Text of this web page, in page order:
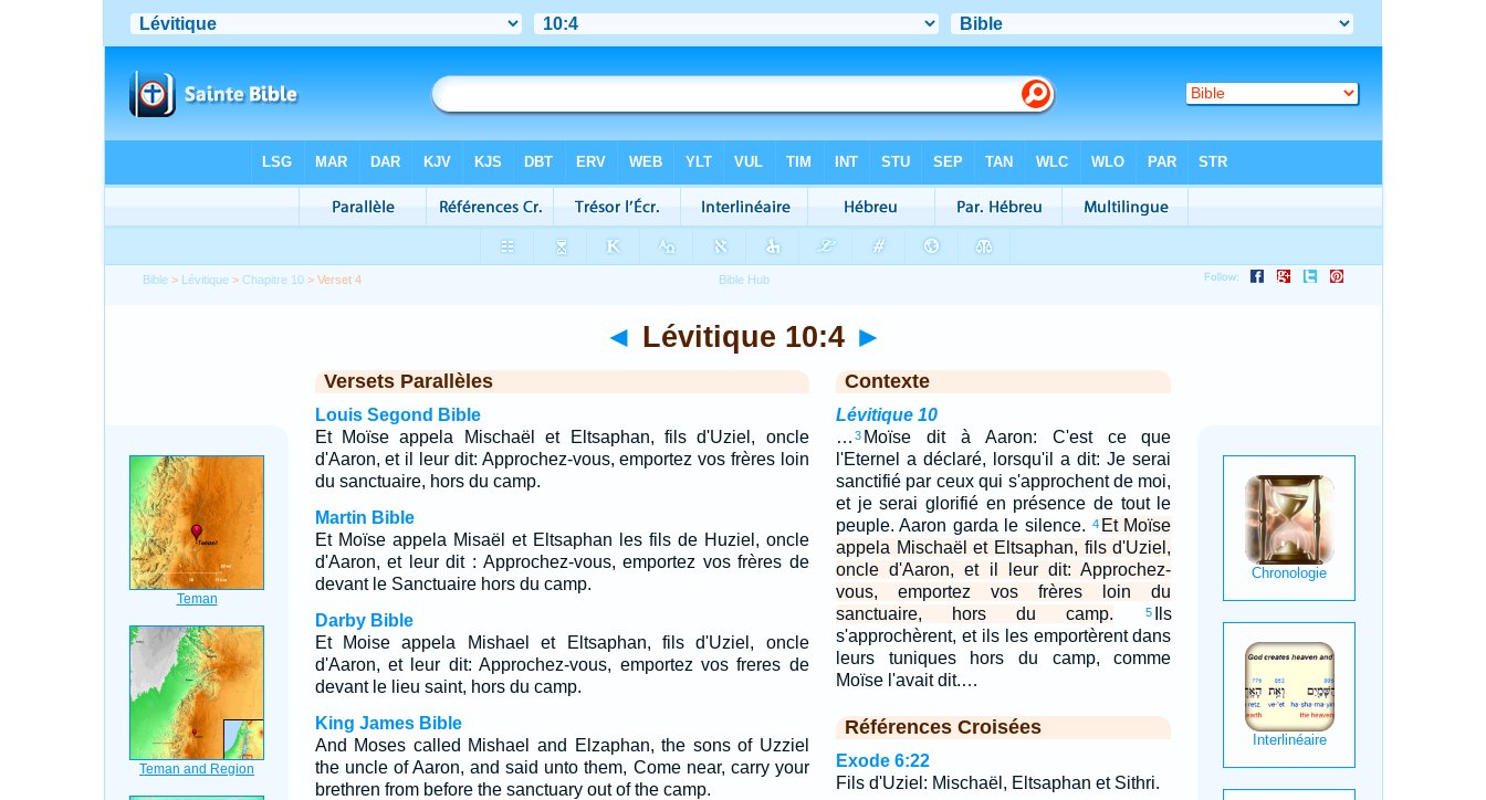
Bible > Lévitique >Chapitre 10 > Verset 4
◄ Lévitique 10:4 ►
Versets Parallèles
Louis Segond Bible
Et Moïse appela Mischaël et Eltsaphan, fils d'Uziel, oncle
d'Aaron, et il leur dit: Approchez-vous, emportez vos frères loin
du sanctuaire, hors du camp.
Martin Bible
Et Moïse appela Misaël et Eltsaphan les fils de Huziel, oncle
d'Aaron, et leur dit : Approchez-vous, emportez vos frères de
devant le Sanctuaire hors du camp.
Darby Bible
Et Moise appela Mishael et Eltsaphan, fils d'Uziel, oncle
d'Aaron, et leur dit: Approchez-vous, emportez vos freres de
devant le lieu saint, hors du camp.
King James Bible
And Moses called Mishael and Elzaphan, the sons of Uzziel
the uncle of Aaron, and said unto them, Come near, carry your
brethren from before the sanctuary out of the camp.
Contexte
Lévitique 10
… 3 Moïse dit à Aaron: C'est ce que
l'Eternel a déclaré, lorsqu'il a dit: Je serai
sanctifié par ceux qui s'approchent de moi,
et je serai glorifié en présence de tout le
peuple. Aaron garda le silence. 4 Et Moïse
appela Mischaël et Eltsaphan, fils d'Uziel,
oncle d'Aaron, et il leur dit: Approchez-
vous, emportez vos frères loin du
sanctuaire, hors du camp.
5
Ils
s'approchèrent, et ils les emportèrent dans
leurs tuniques hors du camp, comme
Moïse l'avait dit.…
Références Croisées
Exode 6:22
Fils d'Uziel: Mischaël, Eltsaphan et Sithri.